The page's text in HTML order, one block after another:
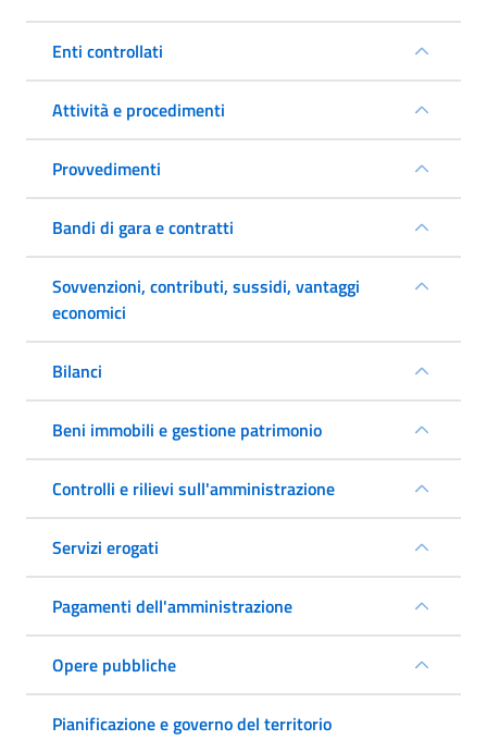
Enti controllati
Attività e procedimenti
Provvedimenti
Bandi di gara e contratti
Sovvenzioni, contributi, sussidi, vantaggi
economici
Bilanci
Beni immobili e gestione patrimonio
Controlli e rilievi sull'amministrazione
Servizi erogati
Pagamenti dell'amministrazione
Opere pubbliche
Pianificazione e governo del territorio